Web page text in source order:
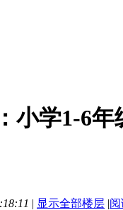
小学1-6
| 显示全部楼层 |